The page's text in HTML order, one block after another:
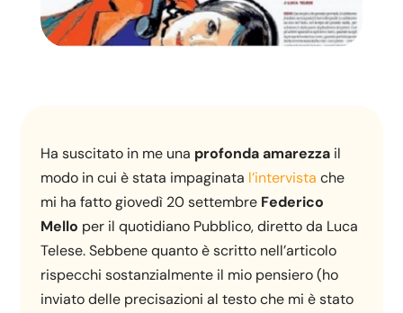
Ha suscitato in me una profonda amarezza il
modo in cui è stata impaginata l’intervista che
mi ha fatto giovedì 20 settembre Federico
Mello per il quotidiano Pubblico, diretto da Luca
Telese. Sebbene quanto è scritto nell’articolo
rispecchi sostanzialmente il mio pensiero (ho
inviato delle precisazioni al testo che mi è stato